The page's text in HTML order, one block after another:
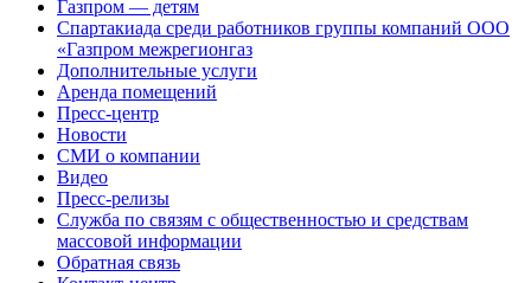
Газпром — детям
Спартакиада среди работников группы компаний ООО
«Газпром межрегионгаз
Дополнительные услуги
Аренда помещений
Пресс-центр
Новости
СМИ о компании
Видео
Пресс-релизы
Служба по связям с общественностью и средствам
массовой информации
Обратная связь